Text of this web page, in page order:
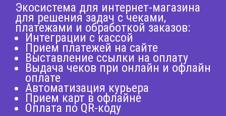
Экосистема для интернет-магазина
для решения задач с чеками,
платежами и обработкой заказов:
Интеграции с кассой
Прием платежей на сайте
Выставление ссылки на оплату
Выдача чеков при онлайн и офлайн
оплате
Автоматизация курьера
Прием карт в офлайне
Оплата по QR-коду